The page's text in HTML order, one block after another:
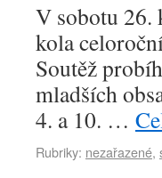
V sobotu 26.
kola
Soutěž
mladších
4. a 10. …
Rubriky: nezařazené,